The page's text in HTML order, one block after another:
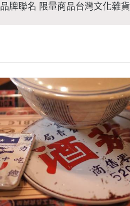
品牌聯名 限量商品台灣文化雜貨